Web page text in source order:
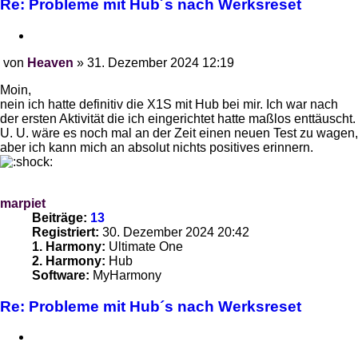
Re: Probleme mit Hub´s nach Werksreset
von Heaven » 31. Dezember 2024 12:19
Moin,
nein ich hatte definitiv die X1S mit Hub bei mir. Ich war nach
der ersten Aktivität die ich eingerichtet hatte maßlos enttäuscht.
U. U. wäre es noch mal an der Zeit einen neuen Test zu wagen,
aber ich kann mich an absolut nichts positives erinnern.
marpiet
Beiträge: 13
Registriert: 30. Dezember 2024 20:42
1. Harmony: Ultimate One
2. Harmony: Hub
Software: MyHarmony
Re: Probleme mit Hub´s nach Werksreset